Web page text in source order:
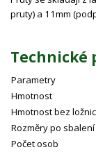
pruty) a 11mm
Technické
Parametry
Hmotnost
Hmotnost bez
Rozměry po sbalení
Počet osob